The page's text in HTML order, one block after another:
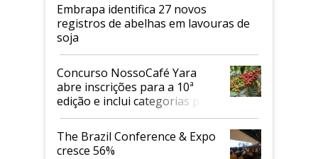
Embrapa identifica 27 novos
registros de abelhas em lavouras de
soja
Concurso NossoCafé Yara
abre inscrições para a 10ª
edição e inclui categorias para
cafés Canephora
The Brazil Conference & Expo
cresce 56%